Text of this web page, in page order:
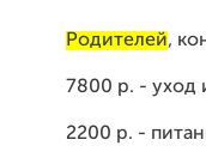
Родителей,
7800 р. - уход
2200 р. -